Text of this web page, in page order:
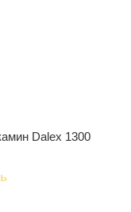
Dalex 1300